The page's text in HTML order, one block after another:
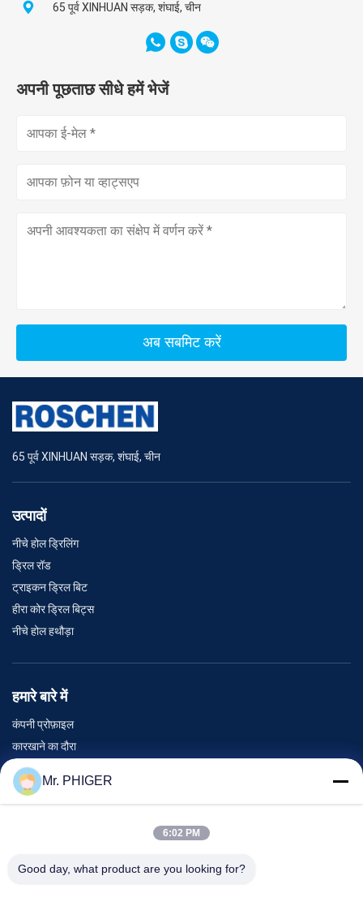
65 पूर्व XINHUAN सड़क, शंघाई, चीन
अपनी पूछताछ सीधे हमें भेजें
अब सबमिट करें
65 पूर्व XINHUAN सड़क, शंघाई, चीन
उत्पादों
नीचे होल ड्रिलिंग
ड्रिल रॉड
ट्राइकन ड्रिल बिट
हीरा कोर ड्रिल बिट्स
नीचे होल हथौड़ा
हमारे बारे में
कंपनी प्रोफ़ाइल
कारखाने का दौरा
गुणवत्ता नियंत्रण
साइटमैप
घटनाएँ
Mr. PHIGER
6:02 PM
Good day, what product are you looking for?